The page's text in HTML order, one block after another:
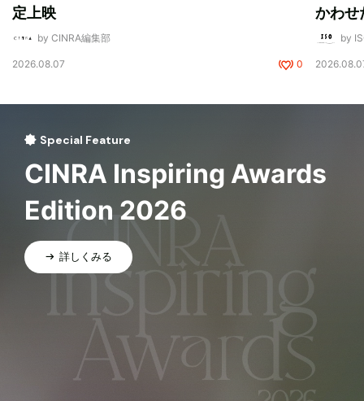
定上映
by CINRA編集部
2026.08.07 0
かわせ
by
Special Feature
CINRA Inspiring Awards
Edition 2026
詳しくみる